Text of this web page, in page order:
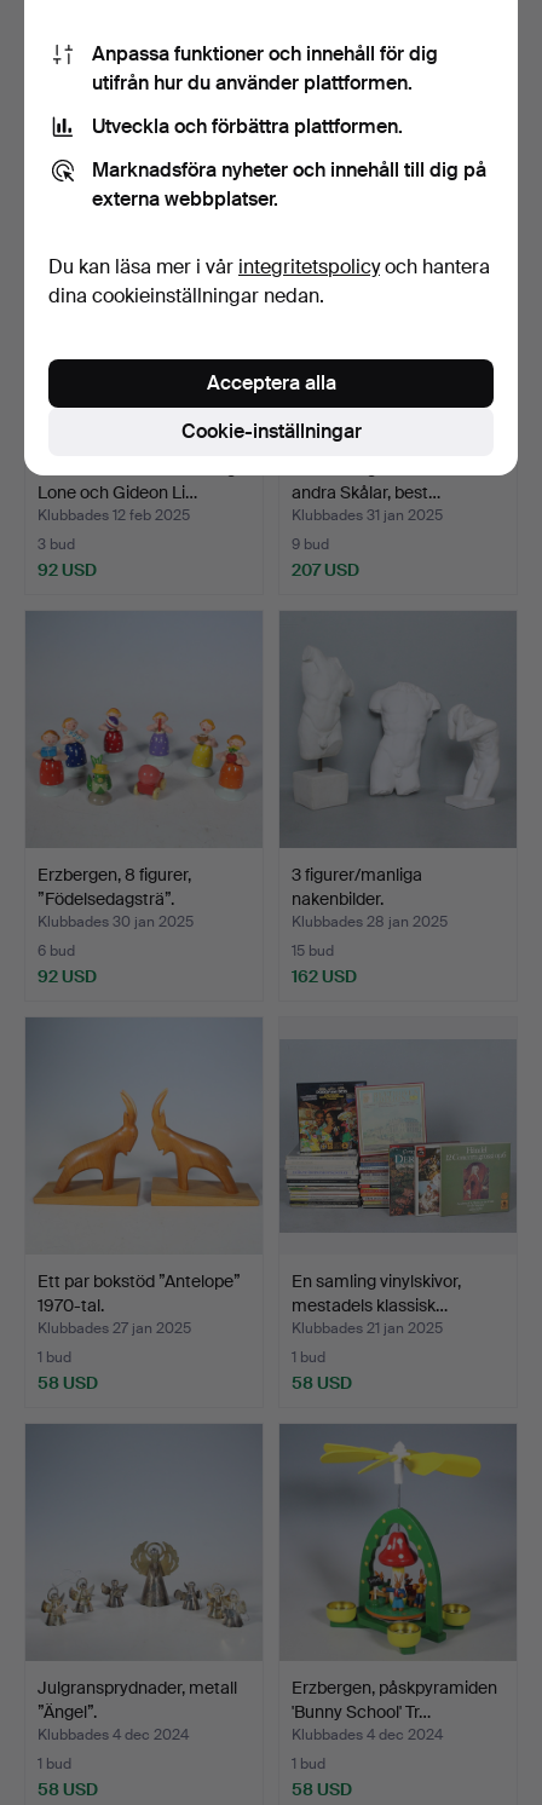
emaljskylt, Bauhaus,
bäveremalj, tenn Mall…
20 bud
382 USD
emaljskylt, Bauhaus,
bäveremalj, tenn Mall…
9 bud
266 USD
Lone och Gideon Li…
Klubbades 12 feb 2025
3 bud
92 USD
andra Skålar, best…
Klubbades 31 jan 2025
9 bud
207 USD
Erzbergen, 8 figurer,
”Födelsedagsträ”.
Klubbades 30 jan 2025
6 bud
92 USD
3 figurer/manliga
nakenbilder.
Klubbades 28 jan 2025
15 bud
162 USD
Ett par bokstöd ”Antelope”
1970-tal.
Klubbades 27 jan 2025
1 bud
58 USD
En samling vinylskivor,
mestadels klassisk…
Klubbades 21 jan 2025
1 bud
58 USD
Julgransprydnader, metall
”Ängel”.
Klubbades 4 dec 2024
1 bud
58 USD
Erzbergen, påskpyramiden
'Bunny School' Tr…
Klubbades 4 dec 2024
1 bud
58 USD
Anpassa funktioner och innehåll för dig
utifrån hur du använder plattformen.
Utveckla och förbättra plattformen.
Marknadsföra nyheter och innehåll till dig på
externa webbplatser.
Du kan läsa mer i vår integritetspolicyoch hantera
dina cookieinställningar nedan.
Cookie-inställningar
Acceptera alla